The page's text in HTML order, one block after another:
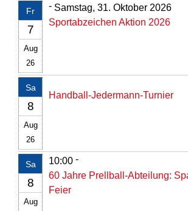
Fr
7
Aug
26
- Samstag, 31. Oktober 2026
Sportabzeichen Aktion 2026
Sa
8
Aug
26
Handball-Jedermann-Turnier
Sa
8
Aug
10:00 -
60 Jahre Prellball-Abteilung:
Feier